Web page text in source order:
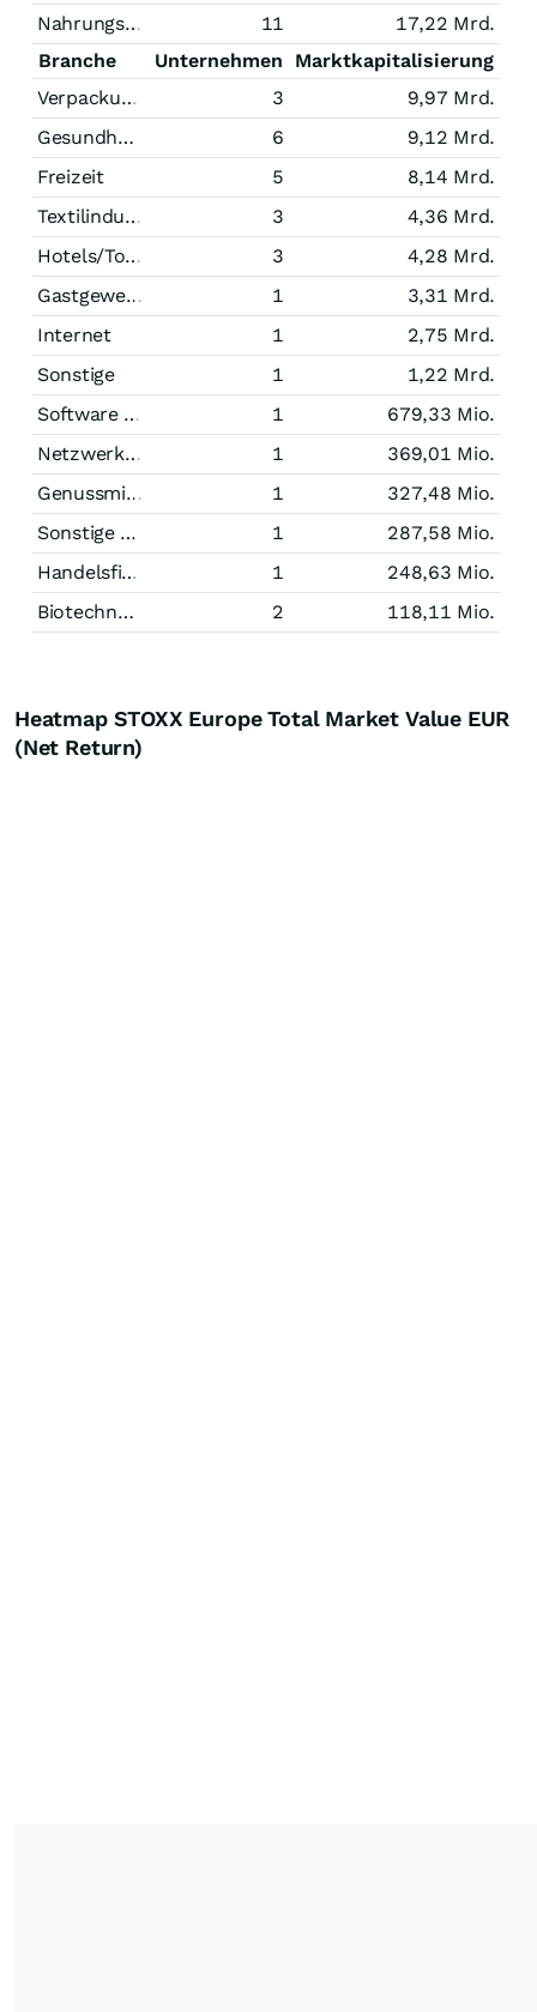
Nahrungsmittel 11
17,22 Mrd.
Branche
Unternehmen
Marktkapitalisierung
Verpackungsindustrie
3
9,97 Mrd.
Gesundheitswesen
6
9,12 Mrd.
Freizeit
5
8,14 Mrd.
Textilindustrie
3
4,36 Mrd.
Hotels/Tourismus
3
4,28 Mrd.
Gastgewerbe
1
3,31 Mrd.
Internet
1
2,75 Mrd.
Sonstige
1
1,22 Mrd.
Software und Internet
1
679,33 Mio.
Netzwerktechnik
1
369,01 Mio.
Genussmittel
1
327,48 Mio.
Sonstige Technologie
1
287,58 Mio.
Handelsfirmen
1
248,63 Mio.
Biotechnologie
2 118,11 Mio.
Heatmap STOXX Europe Total Market Value EUR
(Net Return)